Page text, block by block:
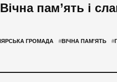
Вічна пам’ять і
ГРОМАДА #ВІЧНА ПАМ'ЯТЬ #